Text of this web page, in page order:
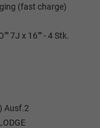
(fast charge)
7J x 16"" - 4 Stk.
Ausf.2